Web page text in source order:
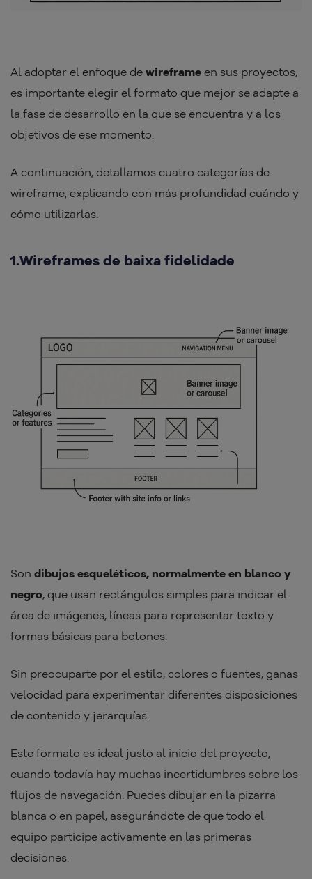
Al adoptar el enfoque de wireframe en sus proyectos,
es importante elegir el formato que mejor se adapte a
la fase de desarrollo en la que se encuentra y a los
objetivos de ese momento.
A continuación, detallamos cuatro categorías de
wireframe, explicando con más profundidad cuándo y
cómo utilizarlas.
1.Wireframes de baixa fidelidade
Son dibujos esqueléticos, normalmente en blanco y
negro, que usan rectángulos simples para indicar el
área de imágenes, líneas para representar texto y
formas básicas para botones.
Sin preocuparte por el estilo, colores o fuentes, ganas
velocidad para experimentar diferentes disposiciones
de contenido y jerarquías.
Este formato es ideal justo al inicio del proyecto,
cuando todavía hay muchas incertidumbres sobre los
flujos de navegación. Puedes dibujar en la pizarra
blanca o en papel, asegurándote de que todo el
equipo participe activamente en las primeras
decisiones.